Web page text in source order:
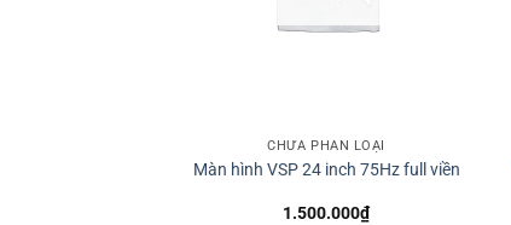
CHƯA PHÂN LOẠI
Màn hình VSP 24 inch 75Hz full viền
1.500.000₫